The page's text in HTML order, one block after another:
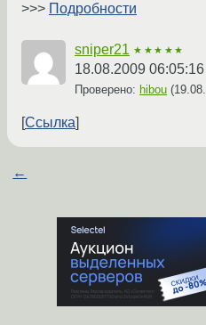
>>> Подробности
sniper21 ★★★★★
18.08.2009
Проверено: hibou (
Ссылка
←